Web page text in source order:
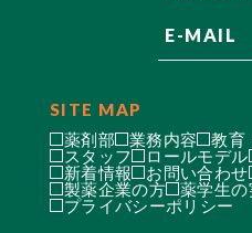
E-MAIL
SITE MAP
薬剤部 業務内容 教育
スタッフ
ロールモデル
新着情報
お問い合わせ
製薬企業の方
薬学生の
プライバシーポリシー